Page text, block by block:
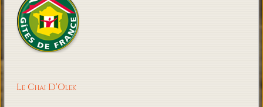
Le Chai D'Olek